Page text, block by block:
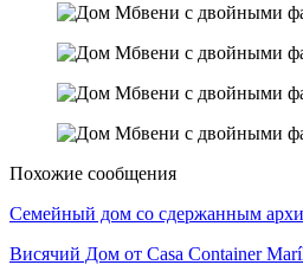
Похожие сообщения
Семейный дом со сдержанным
Висячий Дом от Casa Container